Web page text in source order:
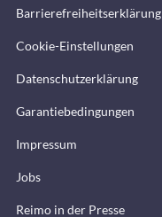
Barrierefreiheitserklärung
Cookie-Einstellungen
Datenschutzerklärung
Garantiebedingungen
Impressum
Jobs
Reimo in der Presse